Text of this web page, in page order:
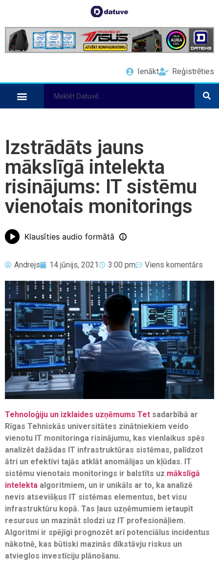
Ienākt Reģistrēties
Izstrādāts jauns
mākslīgā intelekta
risinājums: IT sistēmu
vienotais monitorings
Klausīties audio formātā
Andrejs 14 jūnijs, 2021 3:00 pm Viens komentārs
Tehnoloģiju un izklaides uzņēmums Tet sadarbībā ar
Rīgas Tehniskās universitātes zinātniekiem veido
vienotu IT monitoringa risinājumu, kas vienlaikus spēs
analizēt dažādas IT infrastruktūras sistēmas, palīdzot
ātri un efektīvi tajās atklāt anomālijas un kļūdas. IT
sistēmu vienotais monitorings ir balstīts uz mākslīgā
intelekta algoritmiem, un ir unikāls ar to, ka analizē
nevis atsevišķus IT sistēmas elementus, bet visu
infrastruktūru kopā. Tas ļaus uzņēmumiem ietaupīt
resursus un mazināt slodzi uz IT profesionāļiem.
Algoritmi ir spējīgi prognozēt arī potenciālus incidentus
nākotnē, kas būtiski mazinās dīkstāvju riskus un
atvieglos investīciju plānošanu.